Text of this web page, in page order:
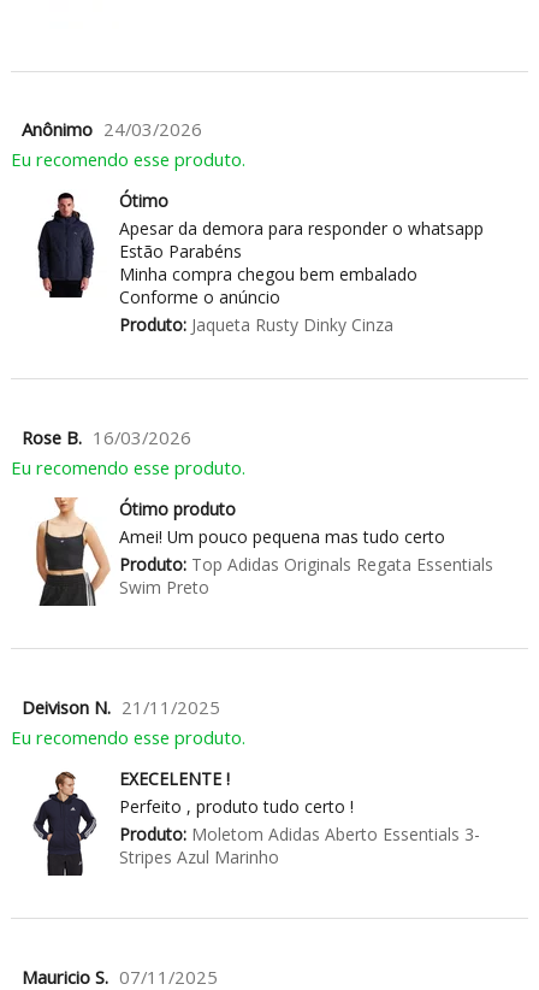
Anônimo 24/03/2026
Eu recomendo esse produto.
Ótimo
Apesar da demora para responder o whatsapp
Estão Parabéns
Minha compra chegou bem embalado
Conforme o anúncio
Produto:Jaqueta Rusty Dinky Cinza
Rose B. 16/03/2026
Eu recomendo esse produto.
Ótimo produto
Amei! Um pouco pequena mas tudo certo
Produto:Top Adidas Originals Regata Essentials
Swim Preto
Deivison N. 21/11/2025
Eu recomendo esse produto.
EXECELENTE !
Perfeito , produto tudo certo !
Produto:Moletom Adidas Aberto Essentials 3-
Stripes Azul Marinho
Mauricio S. 07/11/2025